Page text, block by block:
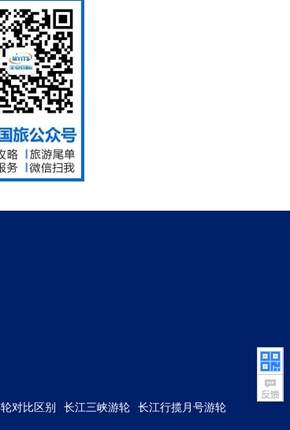
对比区别 长江三峡游轮
长江行揽月号游轮